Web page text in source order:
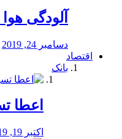
آلودگی
دسامبر 24, 2019
اقتصاد
بانک
️اعطا
اکتبر 19, 2019